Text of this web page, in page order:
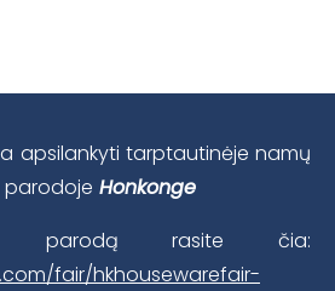
apsilankyti tarptautinėje namų
parodoje Honkonge
parodą rasite čia:
fair/hkhousewarefair-